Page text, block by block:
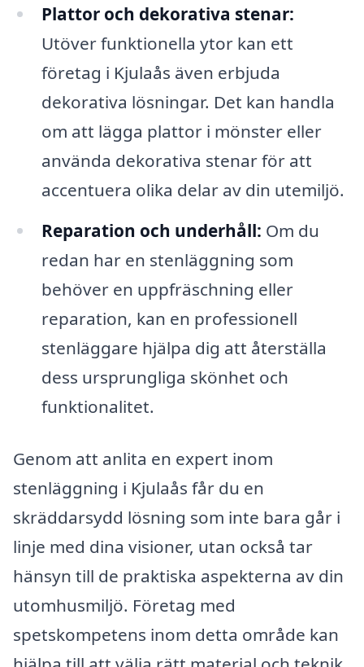
Plattor och dekorativa stenar:
Utöver funktionella ytor kan ett
företag i Kjulaås även erbjuda
dekorativa lösningar. Det kan handla
om att lägga plattor i mönster eller
använda dekorativa stenar för att
accentuera olika delar av din utemiljö.
Reparation och underhåll: Om du
redan har en stenläggning som
behöver en uppfräschning eller
reparation, kan en professionell
stenläggare hjälpa dig att återställa
dess ursprungliga skönhet och
funktionalitet.
Genom att anlita en expert inom
stenläggning i Kjulaås får du en
skräddarsydd lösning som inte bara går i
linje med dina visioner, utan också tar
hänsyn till de praktiska aspekterna av din
utomhusmiljö. Företag med
spetskompetens inom detta område kan